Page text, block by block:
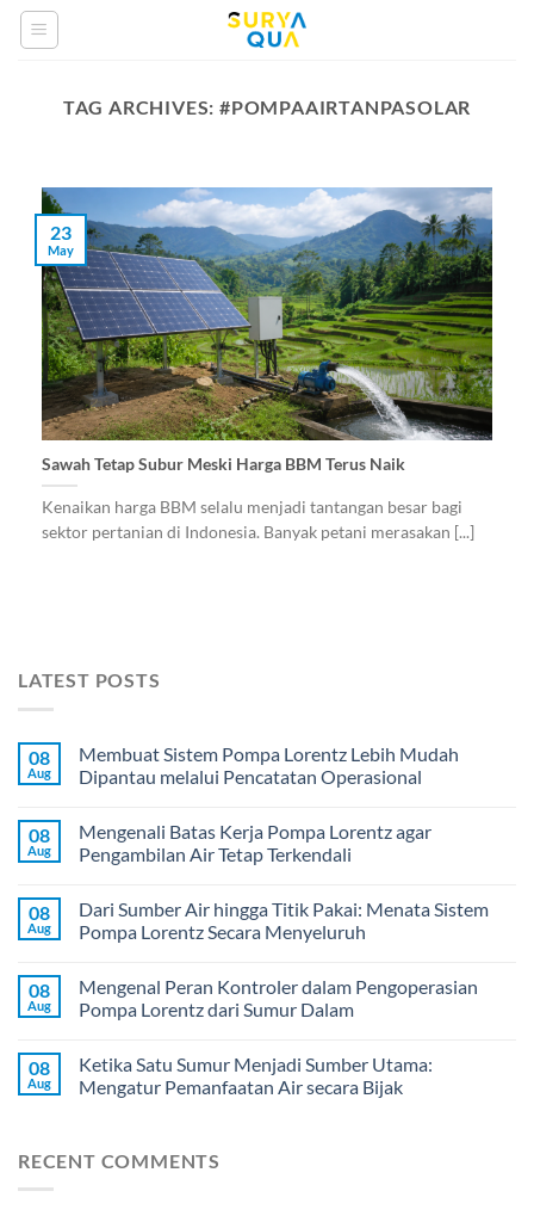
Skip
TAG ARCHIVES: #POMPAAIRTANPASOLAR
Sawah Tetap Subur Meski Harga BBM Terus Naik
Kenaikan harga BBM selalu menjadi tantangan besar bagi
sektor pertanian di Indonesia. Banyak petani merasakan [...]
23
May
LATEST POSTS
08
Aug
Membuat Sistem Pompa Lorentz Lebih Mudah
Dipantau melalui Pencatatan Operasional
08
Aug
Mengenali Batas Kerja Pompa Lorentz agar
Pengambilan Air Tetap Terkendali
08
Aug
Dari Sumber Air hingga Titik Pakai: Menata Sistem
Pompa Lorentz Secara Menyeluruh
08
Aug
Mengenal Peran Kontroler dalam Pengoperasian
Pompa Lorentz dari Sumur Dalam
08
Aug
Ketika Satu Sumur Menjadi Sumber Utama:
Mengatur Pemanfaatan Air secara Bijak
RECENT COMMENTS